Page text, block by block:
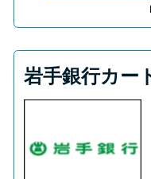
岩手銀行カー